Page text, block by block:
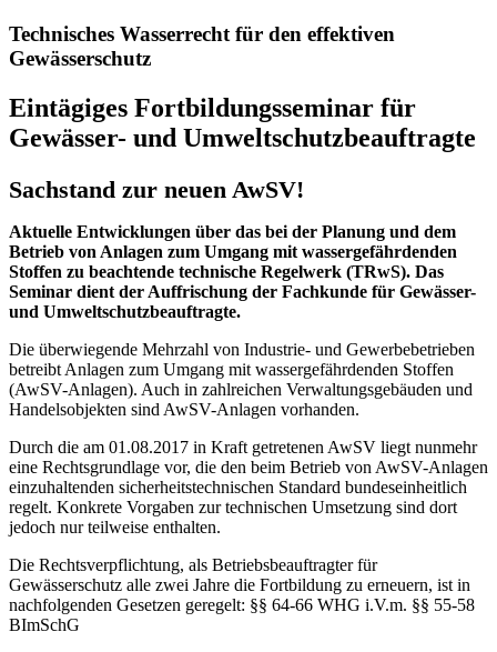
Technisches Wasserrecht für den effektiven
Gewässerschutz
Eintägiges Fortbildungsseminar für
Gewässer- und Umweltschutzbeauftragte
Sachstand zur neuen AwSV!
Aktuelle Entwicklungen über das bei der Planung und dem
Betrieb von Anlagen zum Umgang mit wassergefährdenden
Stoffen zu beachtende technische Regelwerk (TRwS). Das
Seminar dient der Auffrischung der Fachkunde für Gewässer-
und Umweltschutzbeauftragte.
Die überwiegende Mehrzahl von Industrie- und Gewerbebetrieben
betreibt Anlagen zum Umgang mit wassergefährdenden Stoffen
(AwSV-Anlagen). Auch in zahlreichen Verwaltungsgebäuden und
Handelsobjekten sind AwSV-Anlagen vorhanden.
Durch die am 01.08.2017 in Kraft getretenen AwSV liegt nunmehr
eine Rechtsgrundlage vor, die den beim Betrieb von AwSV-Anlagen
einzuhaltenden sicherheitstechnischen Standard bundeseinheitlich
regelt. Konkrete Vorgaben zur technischen Umsetzung sind dort
jedoch nur teilweise enthalten.
Die Rechtsverpflichtung, als Betriebsbeauftragter für
Gewässerschutz alle zwei Jahre die Fortbildung zu erneuern, ist in
nachfolgenden Gesetzen geregelt: §§ 64-66 WHG i.V.m. §§ 55-58
BImSchG